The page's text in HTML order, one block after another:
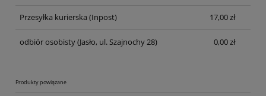
Przesyłka kurierska (Inpost) 17,00 zł
odbiór osobisty(Jasło, ul. Szajnochy 28) 0,00 zł
Produkty powiązane